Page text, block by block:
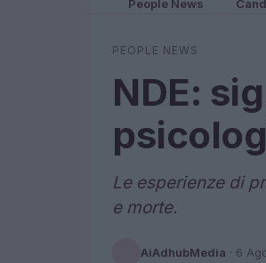
People News
PEOPLE NEWS
NDE:
Le esperienze di
e morte.
AiAdhubMedia · 6